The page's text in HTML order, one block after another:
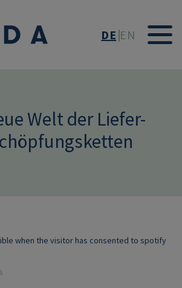
DE EN
Welt der Liefer-
when the visitor has consented to spotify